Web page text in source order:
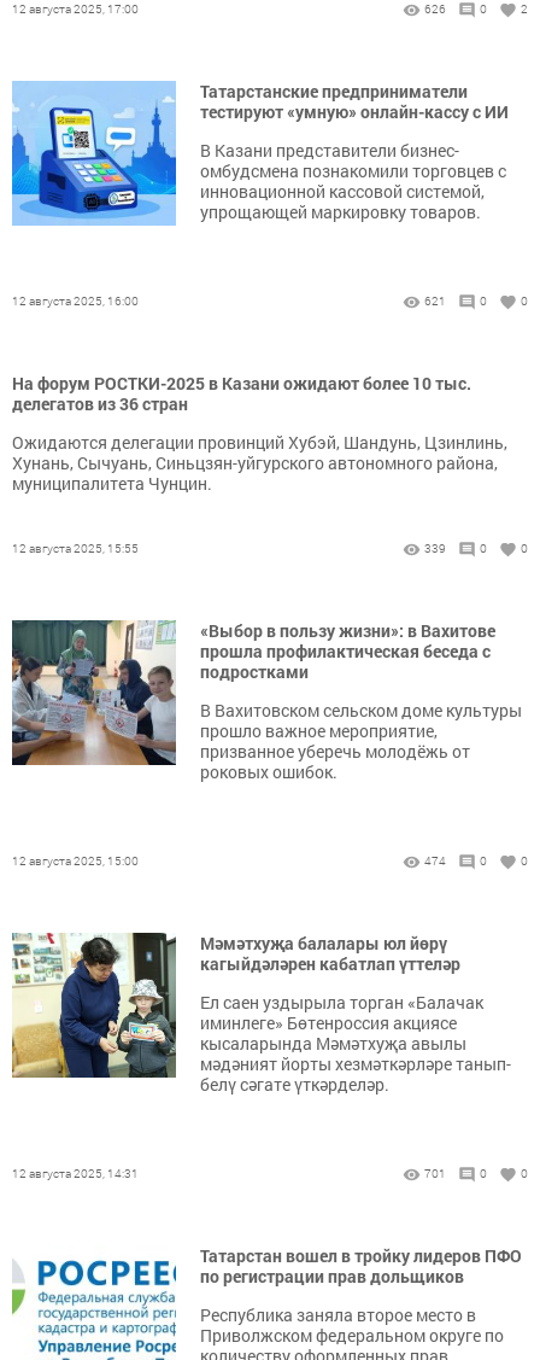
12 августа 2025, 17:00 626 0 2
Татарстанские предприниматели
тестируют «умную» онлайн-кассу с ИИ
В Казани представители бизнес-
омбудсмена познакомили торговцев с
инновационной кассовой системой,
упрощающей маркировку товаров.
12 августа 2025, 16:00 621 0 0
На форум РОСТКИ-2025 в Казани ожидают более 10 тыс.
делегатов из 36 стран
Ожидаются делегации провинций Хубэй, Шандунь, Цзинлинь,
Хунань, Сычуань, Синьцзян-уйгурского автономного района,
муниципалитета Чунцин.
12 августа 2025, 15:55 339 0 0
«Выбор в пользу жизни»: в Вахитове
прошла профилактическая беседа с
подростками
В Вахитовском сельском доме культуры
прошло важное мероприятие,
призванное уберечь молодёжь от
роковых ошибок.
12 августа 2025, 15:00 474 0 0
Мәмәтхуҗа балалары юл йөрү
кагыйдәләрен кабатлап үттеләр
Ел саен уздырыла торган «Балачак
иминлеге» Бөтенроссия акциясе
кысаларында Мәмәтхуҗа авылы
мәдәният йорты хезмәткәрләре танып-
белү сәгате үткәрделәр.
12 августа 2025, 14:31 701 0 0
Татарстан вошел в тройку лидеров ПФО
по регистрации прав дольщиков
Республика заняла второе место в
Приволжском федеральном округе по